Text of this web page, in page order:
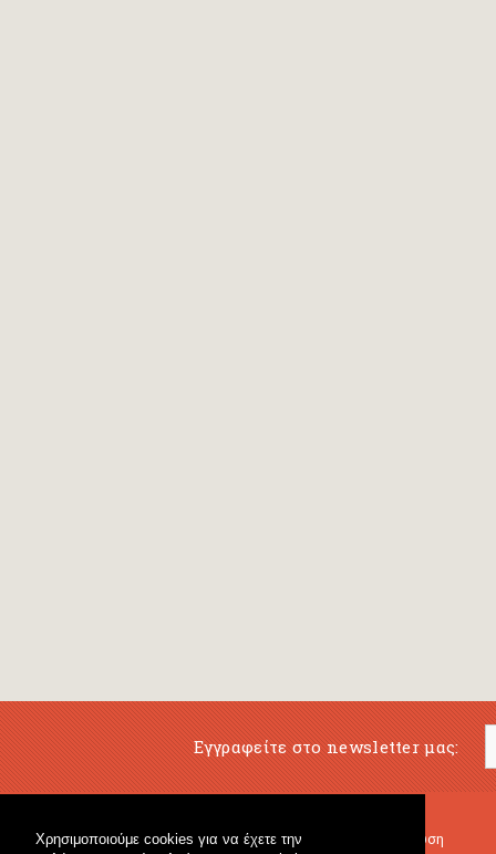
Χρησιμοποιούμε cookies για να έχετε την
Εγγραφείτε στο newsletter μας:
Μουσικό Βιβλιοπωλείο Μουσική Εκπαίδευση